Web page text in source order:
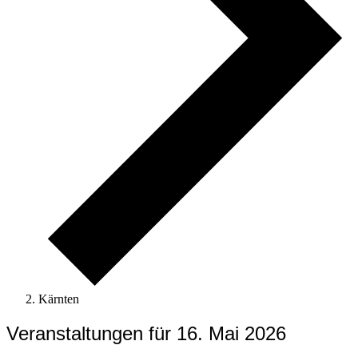
Kärnten
Veranstaltungen für 16. Mai 2026